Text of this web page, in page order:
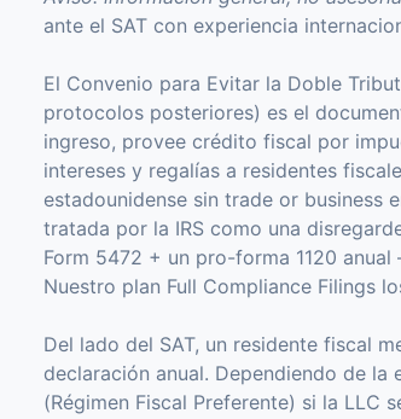
ante el SAT con experiencia
El Convenio para Evitar la Doble
protocolos posteriores) es el
ingreso, provee crédito fiscal por
intereses y regalías a residentes
estadounidense sin trade or business
tratada por la IRS como una
Form 5472 + un pro-forma 1120
Nuestro plan Full Compliance Filings
Del lado del SAT, un residente fiscal
declaración anual. Dependiendo de la
(Régimen Fiscal Preferente) si la LLC